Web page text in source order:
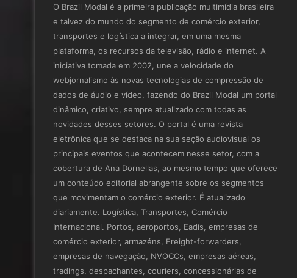
O Brazil Modal é a primeira publicação multimídia brasileira
e talvez do mundo do segmento de comércio exterior,
transportes e logística a integrar, em uma mesma
plataforma, os recursos da televisão, rádio e internet. A
iniciativa tomada em 2002, une a velocidade do
webjornalismo às novas tecnologias de compressão de
dados de áudio e vídeo, fazendo do Brazil Modal um portal
dinâmico, criativo, sempre atualizado com todas as
novidades desses setores. O portal é uma revista
eletrônica que se destaca na sua seção audiovisual os
principais eventos que acontecem nesse setor, com a
cobertura de Ana Dornellas, ao mesmo tempo que oferece
um conteúdo editorial abrangente sobre os segmentos
que movimentam o comércio exterior. É atualizado
diariamente. Logística, Transportes, Comércio
Internacional. Portos, aeroportos, Eadis, empresas de
comércio exterior, armazéns, Freight-forwarders,
empresas de navegação, NVOCCs, empresas aéreas,
tradings, despachantes, couriers, concessionárias de